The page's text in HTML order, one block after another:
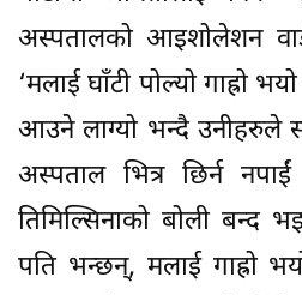
अस्पतालको आइशोलेशन
‘मलाई घाँटी पोल्यो गाह्रो
आउने लाग्यो भन्दै उनीहरुले
अस्पताल भित्र छिर्न
तिमिल्सिनाको बोली बन्द
पति भन्छन्, मलाई गाह्रो